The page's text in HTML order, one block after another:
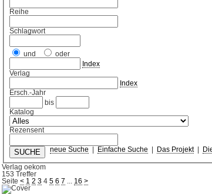
Reihe
Schlagwort
und
oder
Index
Verlag
Index
Ersch.-Jahr
bis
Katalog
Rezensent
neue Suche Einfache Suche Das Projekt|
Verlag oekom
153 Treffer
Seite< 1 2 3 4 5 6 7 16 >